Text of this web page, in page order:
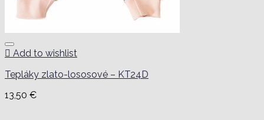
Add to wishlist
Tepláky zlato-lososové – KT24D
13,50 €